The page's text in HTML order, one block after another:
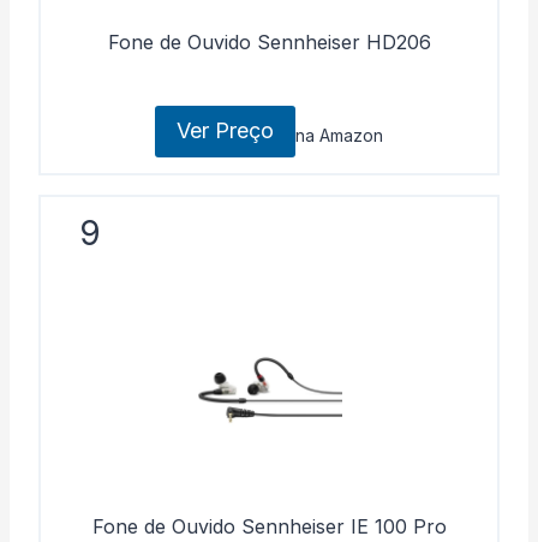
Fone de Ouvido Sennheiser HD206
Ver Preço na Amazon
9
Fone de Ouvido Sennheiser IE 100 Pro